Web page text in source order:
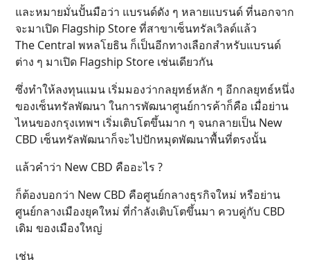
และหมายมั่นปั้นมือว่า แบรนด์ดัง ๆ หลายแบรนด์ ที่นอกจาก
จะมาเปิด Flagship Store ที่สาขาเซ็นทรัลเวิลด์แล้ว
The Central พหลโยธิน ก็เป็นอีกทางเลือกสำหรับแบรนด์
ต่าง ๆ มาเปิด Flagship Store เช่นเดียวกัน
ซึ่งทำให้ลงทุนแมน เริ่มมองว่ากลยุทธ์หลัก ๆ อีกกลยุทธ์หนึ่ง
ของเซ็นทรัลพัฒนา ในการพัฒนาศูนย์การค้าก็คือ เมื่อย่าน
ไหนของกรุงเทพฯ เริ่มเติบโตขึ้นมาก ๆ จนกลายเป็น New
CBD เซ็นทรัลพัฒนาก็จะไปปักหมุดพัฒนาพื้นที่ตรงนั้น
แล้วคำว่า New CBD คืออะไร ?
ก็ต้องบอกว่า New CBD คือศูนย์กลางธุรกิจใหม่ หรือย่าน
ศูนย์กลางเมืองยุคใหม่ ที่กำลังเติบโตขึ้นมา ควบคู่กับ CBD
เดิม ของเมืองใหญ่
เช่น